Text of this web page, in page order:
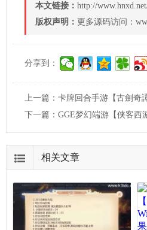
本文链接： http://
版权声明： 更多源码访问：
分享到：
上一篇： 卡牌回合手游【古劍奇譚木語人优化定制版】最新整理单机一键即玩镜像
下一篇： GGE梦幻端游【侠客西游第二季】最新整理Win系一
相关文章